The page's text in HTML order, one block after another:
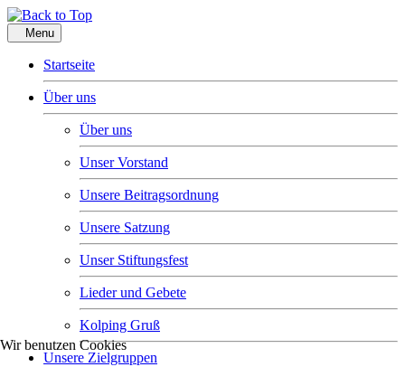
Menu
Startseite
Über uns
Über uns
Unser Vorstand
Unsere Beitragsordnung
Unsere Satzung
Unser Stiftungsfest
Lieder und Gebete
Kolping Gruß
Unsere Zielgruppen
Wir benutzen Cookies